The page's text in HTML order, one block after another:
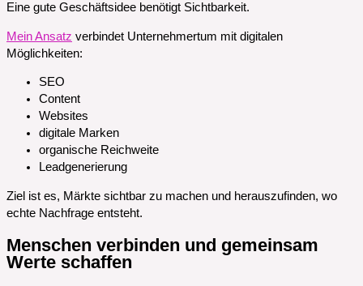
Eine gute Geschäftsidee benötigt Sichtbarkeit.
Mein Ansatz verbindet Unternehmertum mit digitalen
Möglichkeiten:
SEO
Content
Websites
digitale Marken
organische Reichweite
Leadgenerierung
Ziel ist es, Märkte sichtbar zu machen und herauszufinden, wo
echte Nachfrage entsteht.
Menschen verbinden und gemeinsam
Werte schaffen